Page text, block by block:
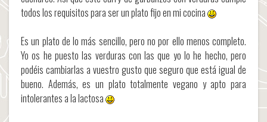
todos los requisitos para ser un plato fijo en mi cocina
Es un plato de lo más sencillo, pero no por ello menos completo.
Yo os he puesto las verduras con las que yo lo he hecho, pero
podéis cambiarlas a vuestro gusto que seguro que está igual de
bueno. Además, es un plato totalmente vegano y apto para
intolerantes a la lactosa